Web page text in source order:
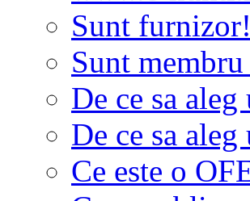
Sunt
Sunt
De ce sa
De ce sa
Ce este o